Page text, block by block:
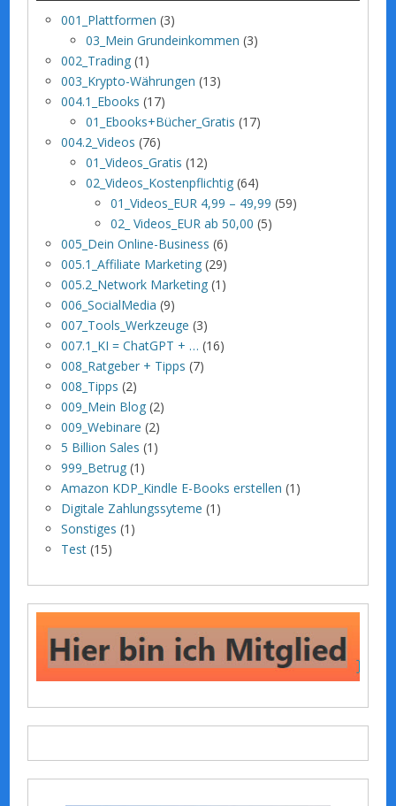
001_Plattformen (3)
03_Mein Grundeinkommen (3)
002_Trading (1)
003_Krypto-Währungen (13)
004.1_Ebooks (17)
01_Ebooks+Bücher_Gratis (17)
004.2_Videos (76)
01_Videos_Gratis (12)
02_Videos_Kostenpflichtig (64)
01_Videos_EUR 4,99 – 49,99 (59)
02_ Videos_EUR ab 50,00 (5)
005_Dein Online-Business (6)
005.1_Affiliate Marketing (29)
005.2_Network Marketing (1)
006_SocialMedia (9)
007_Tools_Werkzeuge (3)
007.1_KI = ChatGPT + … (16)
008_Ratgeber + Tipps (7)
008_Tipps (2)
009_Mein Blog (2)
009_Webinare (2)
5 Billion Sales (1)
999_Betrug (1)
Amazon KDP_Kindle E-Books erstellen (1)
Digitale Zahlungssyteme (1)
Sonstiges (1)
Test (15)